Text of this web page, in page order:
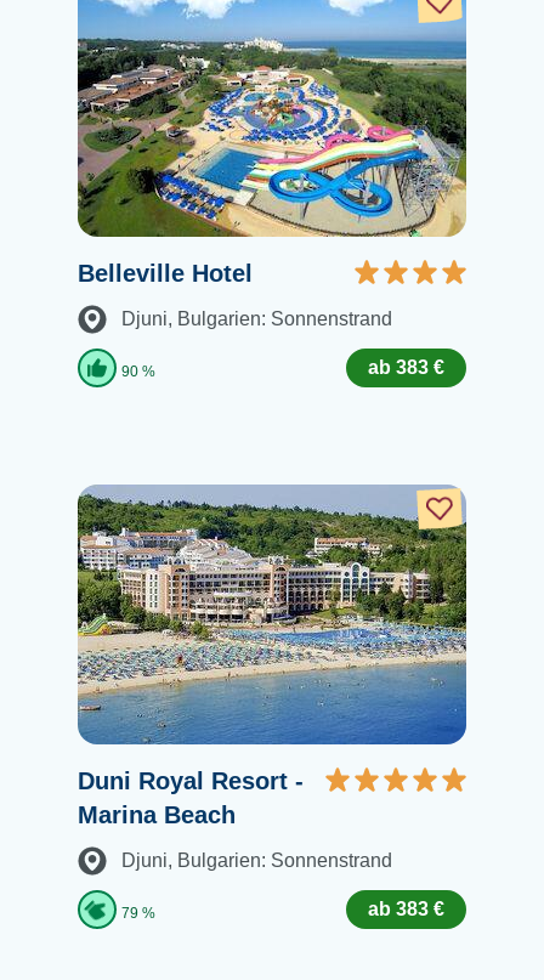
Belleville Hotel
Djuni, Bulgarien: Sonnenstrand
90 % ab 383 €
Duni Royal Resort -
Marina Beach
Djuni, Bulgarien: Sonnenstrand
79 % ab 383 €